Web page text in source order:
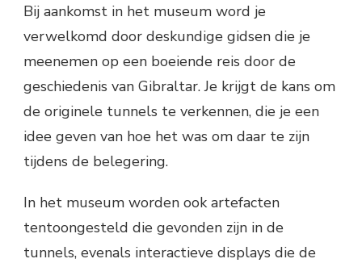
Bij aankomst in het museum word je
verwelkomd door deskundige gidsen die je
meenemen op een boeiende reis door de
geschiedenis van Gibraltar. Je krijgt de kans om
de originele tunnels te verkennen, die je een
idee geven van hoe het was om daar te zijn
tijdens de belegering.
In het museum worden ook artefacten
tentoongesteld die gevonden zijn in de
tunnels, evenals interactieve displays die de